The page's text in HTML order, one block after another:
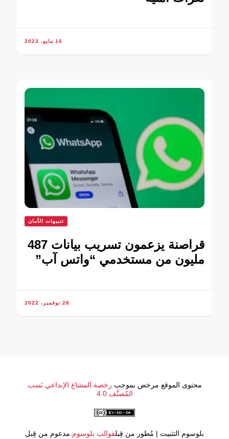
16 مايو، 2023
تنبيهات الأمان
قراصنة يزعمون تسريب بيانات 487
مليون من مستخدمي “واتس آب”
28 نوفمبر، 2022
محتوى الموقع مرخص بموجب رخصة المشاع الإبداعي نَسب
المُصنَّف 4.0
بلوسوم التثبيت | مُطور من قِبلقوالب بلوسوم .مدعوم من قِبل